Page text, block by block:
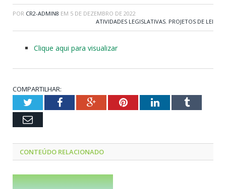
POR CR2-ADMIN8 EM 5 DE DEZEMBRO DE 2022
ATIVIDADES LEGISLATIVAS, PROJETOS DE LEI
Clique aqui para visualizar
COMPARTILHAR:
TwitterFacebookGoogle+PinterestLinkedInTumblr
Email
CONTEÚDO RELACIONADO